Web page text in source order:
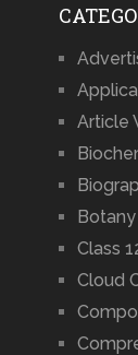
Article
Botany
Class
Cloud